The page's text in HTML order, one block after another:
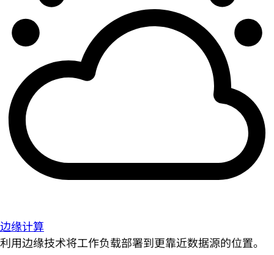
边缘计算
利用边缘技术将工作负载部署到更靠近数据源的位置。